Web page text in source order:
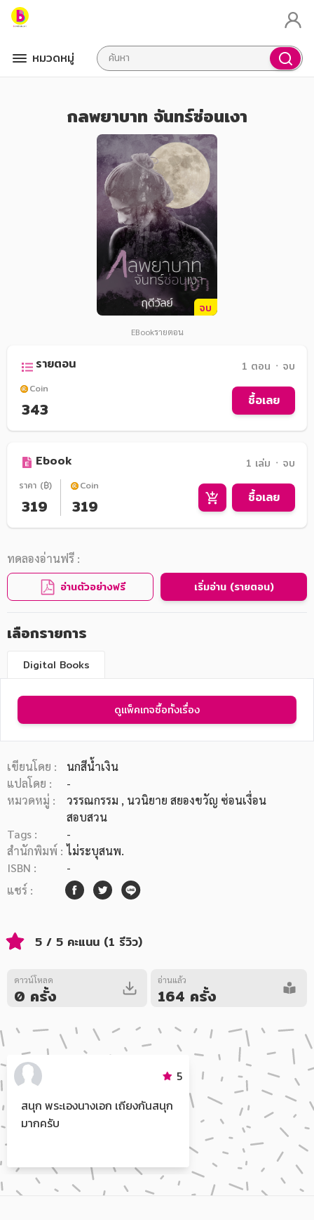
หมวดหมู่
หมวดหมู่หนังสือ
หมวดหมู่ยอดนิยม
หนังสือออกใหม่
หนังสือเสียง
อาหาร สุขภาพ การแพทย์
ศิลปะ บันเทิง กีฬา ท่องเที่ยว
สังคม วัฒนธรรม การปกครอง ศาสนาและปรัชญา
ศาสนา และปรัชญา
กฎหมาย สัญญา ภาษี
การเงิน การลงทุน บริหาร
นิตยสาร หนังสือพิมพ์
วรรณกรรม
การเกษตร ชีววิทยา
กลพยาบาท จันทร์ซ่อนเงา
จบ
EBookรายตอน
รายตอน 1 ตอน ᛫ จบ
Coin
343 ซื้อเลย
Ebook 1 เล่ม ᛫ จบ
ราคา (฿)
319
Coin
319 ซื้อเลย
ทดลองอ่านฟรี :
อ่านตัวอย่างฟรี เริ่มอ่าน (รายตอน)
เลือกรายการ
Digital Books
ดูแพ็คเกจซื้อทั้งเรื่อง
เขียนโดย :
นกสีน้ำเงิน
แปลโดย :
-
หมวดหมู่ :
วรรณกรรม , นวนิยาย สยองขวัญ ซ่อนเงื่อน
สอบสวน
Tags :
-
สำนักพิมพ์ : ไม่ระบุสนพ.
ISBN :
-
แชร์ :
5 / 5 คะแนน (1 รีวิว)
ดาวน์โหลด
0 ครั้ง
อ่านแล้ว
164 ครั้ง
5
สนุก พระเองนางเอก เถียงกันสนุก
มากครับ